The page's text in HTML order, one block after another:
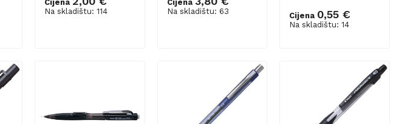
Cijena
Na skladištu: 114
Dodaj u košaricu
Cijena
Na skladištu: 63
Dodaj u košaricu Cijena 0,55 €
Na skladištu: 14
Dodaj u košaricu